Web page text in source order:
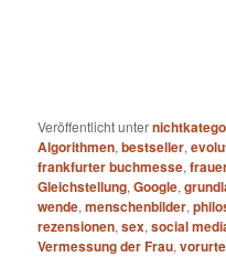
Veröffentlicht unter
Algorithmen,bestseller,
frankfurter buchmesse,
Gleichstellung,Google,
wende,menschenbilder,
rezensionen,sex,social
Vermessung der Frau,